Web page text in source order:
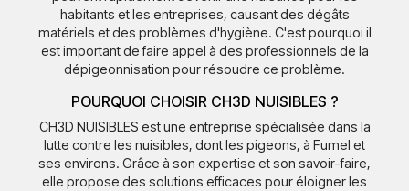
habitants et les entreprises, causant des dégâts
matériels et des problèmes d'hygiène. C'est pourquoi il
est important de faire appel à des professionnels de la
dépigeonnisation pour résoudre ce problème.
POURQUOI CHOISIR CH3D NUISIBLES ?
CH3D NUISIBLES est une entreprise spécialisée dans la
lutte contre les nuisibles, dont les pigeons, à Fumel et
ses environs. Grâce à son expertise et son savoir-faire,
elle propose des solutions efficaces pour éloigner les